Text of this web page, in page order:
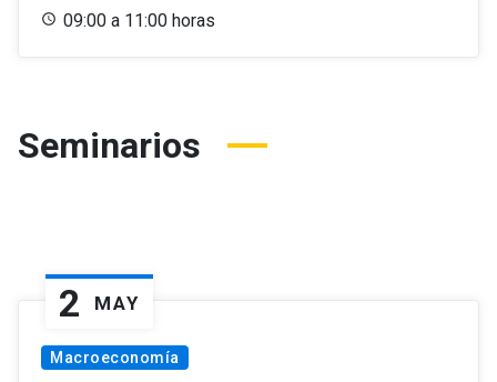
09:00 a 11:00 horas
Seminarios
2 MAY
Macroeconomía